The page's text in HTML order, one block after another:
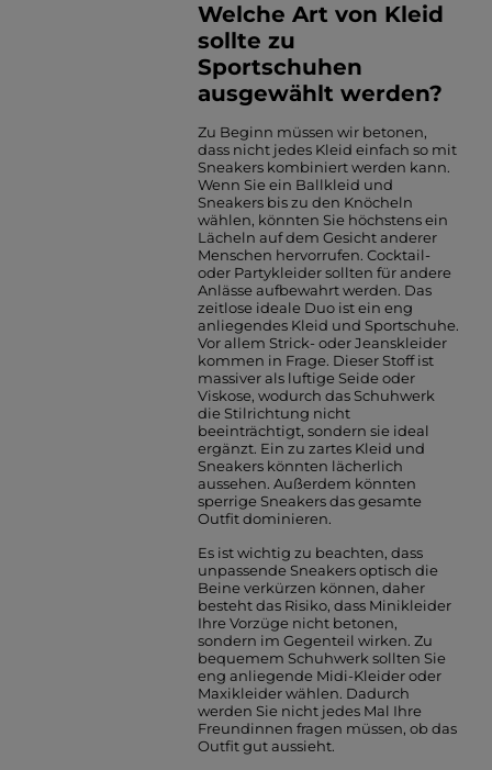
Welche Art von Kleid
sollte zu
Sportschuhen
ausgewählt werden?
Zu Beginn müssen wir betonen,
dass nicht jedes Kleid einfach so mit
Sneakers kombiniert werden kann.
Wenn Sie ein Ballkleid und
Sneakers bis zu den Knöcheln
wählen, könnten Sie höchstens ein
Lächeln auf dem Gesicht anderer
Menschen hervorrufen. Cocktail-
oder Partykleider sollten für andere
Anlässe aufbewahrt werden. Das
zeitlose ideale Duo ist ein eng
anliegendes Kleid und Sportschuhe.
Vor allem Strick- oder Jeanskleider
kommen in Frage. Dieser Stoff ist
massiver als luftige Seide oder
Viskose, wodurch das Schuhwerk
die Stilrichtung nicht
beeinträchtigt, sondern sie ideal
ergänzt. Ein zu zartes Kleid und
Sneakers könnten lächerlich
aussehen. Außerdem könnten
sperrige Sneakers das gesamte
Outfit dominieren.
Es ist wichtig zu beachten, dass
unpassende Sneakers optisch die
Beine verkürzen können, daher
besteht das Risiko, dass Minikleider
Ihre Vorzüge nicht betonen,
sondern im Gegenteil wirken. Zu
bequemem Schuhwerk sollten Sie
eng anliegende Midi-Kleider oder
Maxikleider wählen. Dadurch
werden Sie nicht jedes Mal Ihre
Freundinnen fragen müssen, ob das
Outfit gut aussieht.